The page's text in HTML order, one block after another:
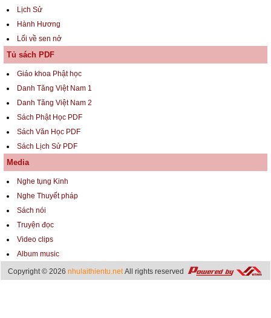
Lịch Sử
Hành Hương
Lối về sen nở
Tủ sách PDF
Giáo khoa Phật học
Danh Tăng Việt Nam 1
Danh Tăng Việt Nam 2
Sách Phật Học PDF
Sách Văn Học PDF
Sách Lịch Sử PDF
Media
Nghe tụng Kinh
Nghe Thuyết pháp
Sách nói
Truyện đọc
Video clips
Album music
Copyright © 2026 nhulaithientu.netAll rights reserved